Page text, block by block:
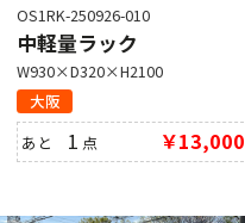
OS1RK-250926-010
中軽量ラック
W930×D320×H2100
大阪
あと 1 点 ￥13,000